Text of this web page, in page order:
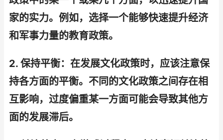
家的实力。例如，选择一个能够快速提升经济
和军事力量的教育政策。
2. 保持平衡：在发展文化政策时，应该注意保
持各方面的平衡。不同的文化政策之间存在相
互影响，过度偏重某一方面可能会导致其他方
面的发展滞后。